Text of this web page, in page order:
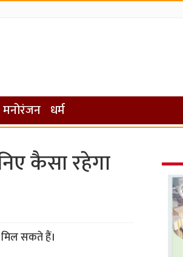
मनोरंजन धर्म
कैसा रहेगा
सकते हैं।